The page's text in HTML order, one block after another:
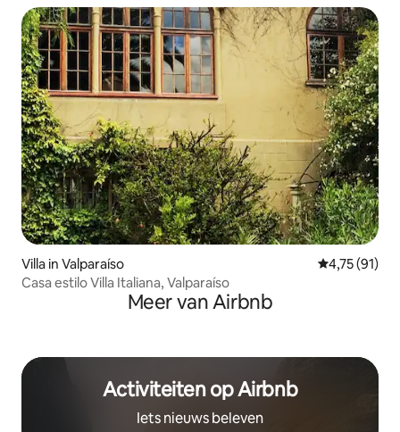
Villa in Valparaíso Gemiddelde
4,75 (91)
Casa estilo Villa Italiana, Valparaíso
Meer van Airbnb
Activiteiten op Airbnb
Iets nieuws beleven